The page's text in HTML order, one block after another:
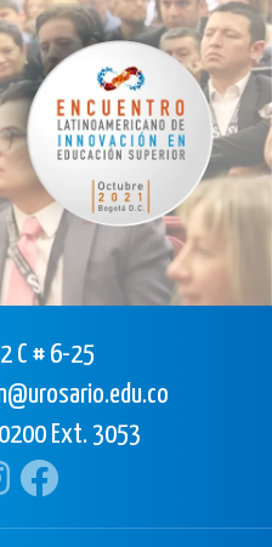
C # 6-25
Ext. 3053